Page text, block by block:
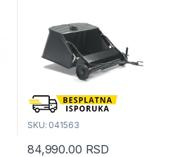
SKU: 041563
84,990.00 RSD